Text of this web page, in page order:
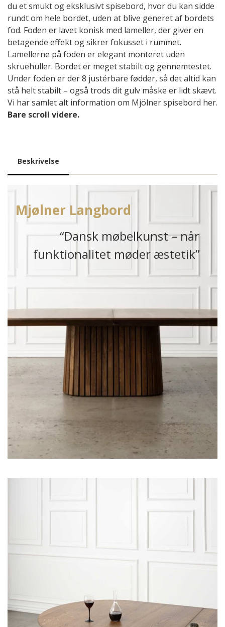
du et smukt og eksklusivt spisebord, hvor du kan sidde
rundt om hele bordet, uden at blive generet af bordets
fod. Foden er lavet konisk med lameller, der giver en
betagende effekt og sikrer fokusset i rummet.
Lamellerne på foden er elegant monteret uden
skruehuller. Bordet er meget stabilt og gennemtestet.
Under foden er der 8 justérbare fødder, så det altid kan
stå helt stabilt – også trods dit gulv måske er lidt skævt.
Vi har samlet alt information om Mjölner spisebord her.
Bare scroll videre.
Beskrivelse
Mjølner Langbord
“Dansk møbelkunst – når
funktionalitet møder æstetik”